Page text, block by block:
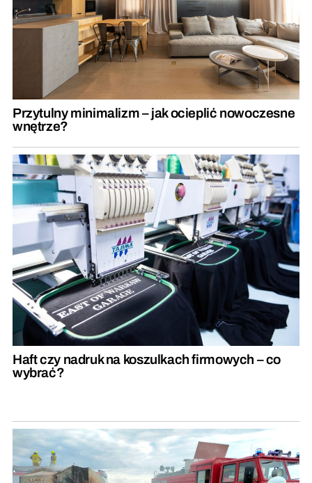
Przytulny minimalizm – jak ocieplić nowoczesne
wnętrze?
Haft czy nadruk na koszulkach firmowych – co
wybrać?